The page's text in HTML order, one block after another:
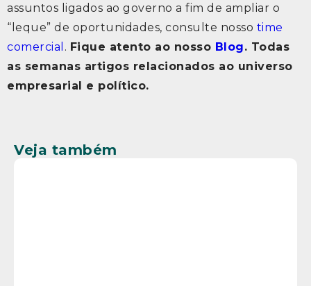
assuntos ligados ao governo a fim de ampliar o
“leque” de oportunidades, consulte nosso time
comercial . Fique atento ao nosso Blog. Todas
as semanas artigos relacionados ao universo
empresarial e político.
Veja também